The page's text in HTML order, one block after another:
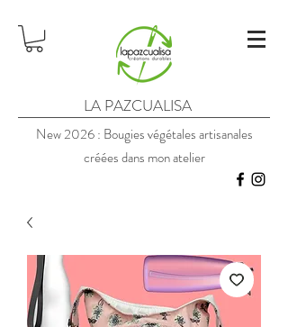
LA PAZCUALISA
New 2026 : Bougies végétales artisanales
créées dans mon atelier